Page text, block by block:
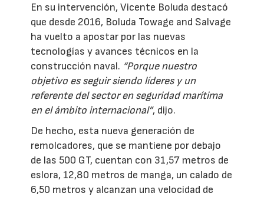
En su intervención, Vicente Boluda destacó
que desde 2016, Boluda Towage and Salvage
ha vuelto a apostar por las nuevas
tecnologías y avances técnicos en la
construcción naval. “Porque nuestro
objetivo es seguir siendo líderes y un
referente del sector en seguridad marítima
en el ámbito internacional”, dijo.
De hecho, esta nueva generación de
remolcadores, que se mantiene por debajo
de las 500 GT, cuentan con 31,57 metros de
eslora, 12,80 metros de manga, un calado de
6,50 metros y alcanzan una velocidad de